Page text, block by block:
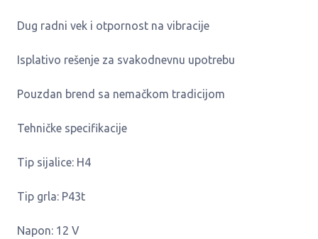
Dug radni vek i otpornost na vibracije
Isplativo rešenje za svakodnevnu upotrebu
Pouzdan brend sa nemačkom tradicijom
Tehničke specifikacije
Tip sijalice: H4
Tip grla: P43t
Napon: 12 V